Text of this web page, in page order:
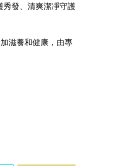
秀發、清爽潔凈守護
滋養和健康，由專